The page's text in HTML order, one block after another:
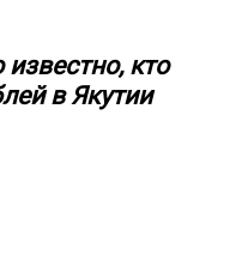
кто
в Якутии